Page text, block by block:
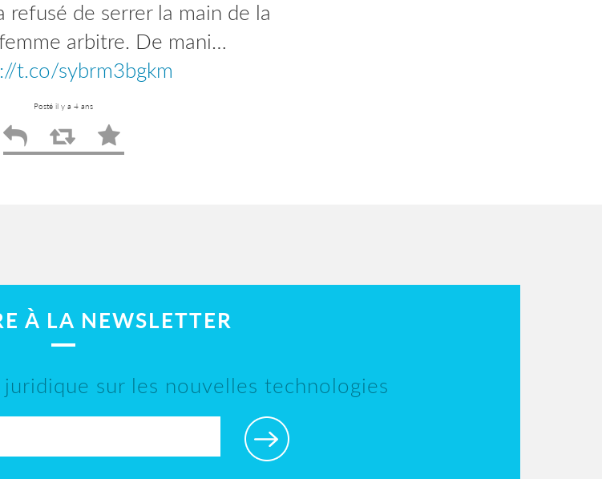
refusé de serrer la main de la
arbitre. De mani…
t.co/sybrm3bgkm
Posté il y a 4 ans
d'actualité de l'EFB Pendant 2
https://t.co/zyIWAlV2gn
Posté il y a 4 ans
À LA NEWSLETTER
sur les nouvelles technologies